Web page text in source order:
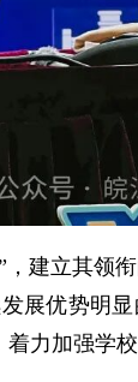
建立其领
展优势明
力加强学校